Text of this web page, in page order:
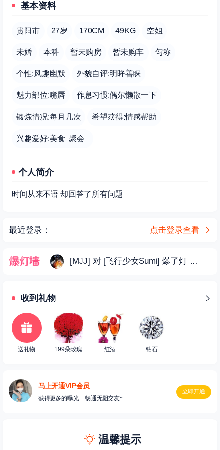
基本资料
贵阳市 27岁 170CM 49KG 空姐
未婚 本科 暂未购房 暂未购车 匀称
个性:风趣幽默 外貌自评:明眸善睐
魅力部位:嘴唇 作息习惯:偶尔懒散一下
锻炼情况:每月几次 希望获得:情感帮助
兴趣爱好:美食 聚会
个人简介
时间从来不语 却回答了所有问题
最近登录： 点击登录查看
[MJJ] 对 [飞行少女Sumi] 爆了灯 04-26
收到礼物
送礼物 199朵玫瑰 红酒 钻石
马上开通VIP会员
获得更多的曝光，畅通无阻交友~
立即开通
温馨提示